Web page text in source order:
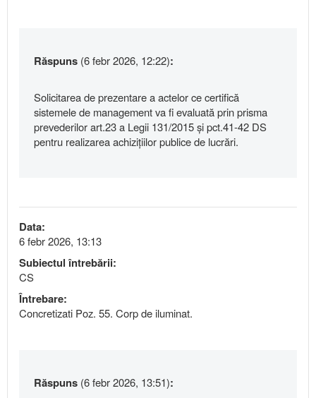
Răspuns (6 febr 2026, 12:22):
Solicitarea de prezentare a actelor ce certifică
sistemele de management va fi evaluată prin prisma
prevederilor art.23 a Legii 131/2015 și pct.41-42 DS
pentru realizarea achizițiilor publice de lucrări.
Data:
6 febr 2026, 13:13
Subiectul întrebării:
CS
Întrebare:
Concretizati Poz. 55. Corp de iluminat.
Răspuns (6 febr 2026, 13:51):